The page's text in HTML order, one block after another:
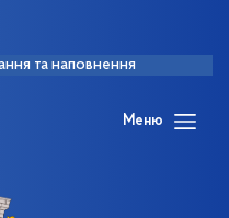
та наповнення
Меню